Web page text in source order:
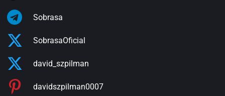
Sobrasa
SobrasaOficial
david_szpilman
davidszpilman0007